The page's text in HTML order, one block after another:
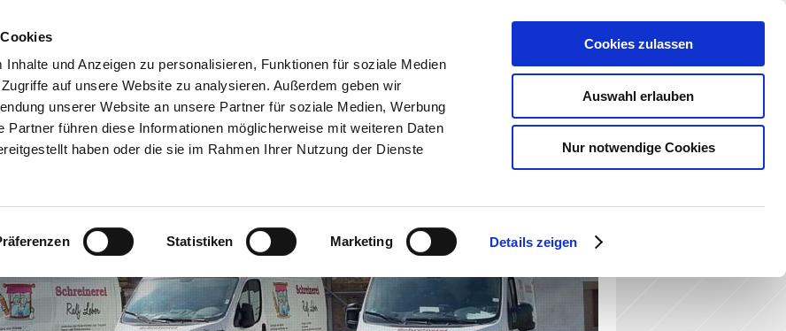
und Anzeigen zu personalisieren, Funktionen für soziale Medien
auf unsere Website zu analysieren. Außerdem geben wir
unserer Website an unsere Partner für soziale Medien, Werbung
Partner führen diese Informationen möglicherweise mit weiteren Daten
haben oder die sie im Rahmen Ihrer Nutzung der Dienste
Statistiken Marketing Details zeigen
Cookies zulassen
Auswahl erlauben
Nur notwendige Cookies
Team Impressum Datenschutzerklärung